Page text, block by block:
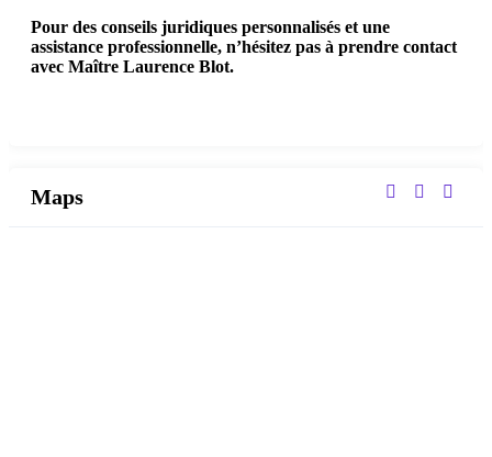
Pour des conseils juridiques personnalisés et une
assistance professionnelle, n’hésitez pas à prendre contact
avec Maître Laurence Blot.
Maps